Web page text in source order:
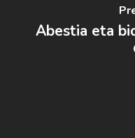
Abestia eta